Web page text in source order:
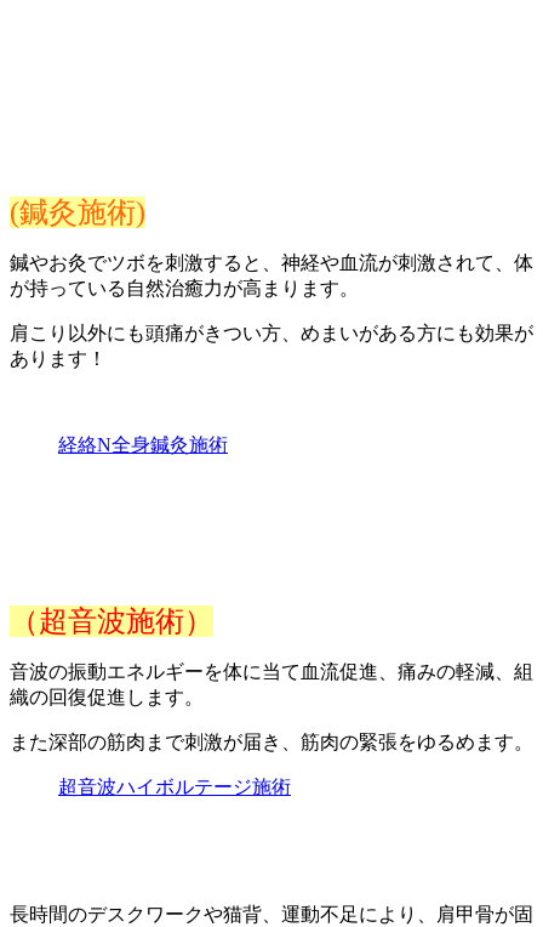
(鍼灸施術)
鍼やお灸でツボを刺激すると、神経や血流が刺激されて、体
が持っている自然治癒力が高まります。
肩こり以外にも頭痛がきつい方、めまいがある方にも効果が
あります！
経絡N全身鍼灸施術
（超音波施術）
音波の振動エネルギーを体に当て血流促進、痛みの軽減、組
織の回復促進します。
また深部の筋肉まで刺激が届き、筋肉の緊張をゆるめます。
超音波ハイボルテージ施術
長時間のデスクワークや猫背、運動不足により、肩甲骨が固